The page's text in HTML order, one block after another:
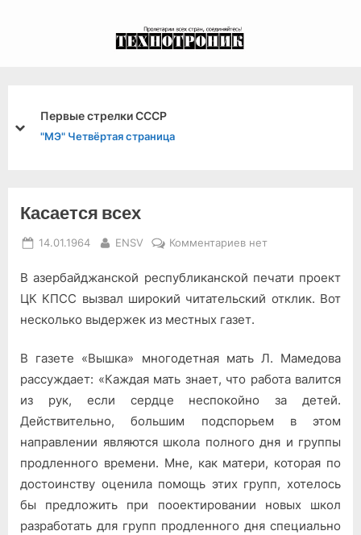
Первые стрелки СССР
"МЭ" Четвёртая страница
prev
next
Касается всех
Posted
14.01.1964 By
ENSV Комментариевк
Касается
всех
нет
В азербайджанской республиканской печати проект
ЦК КПСС вызвал широкий читательский отклик. Вот
несколько выдержек из местных газет.
В газете «Вышка» многодетная мать Л. Мамедова
рассуждает: «Каждая мать знает, что работа валится
из рук, если сердце неспокойно за детей.
Действительно, большим подспорьем в этом
направлении являются школа полного дня и группы
продленного времени. Мне, как матери, которая по
достоинству оценила помощь этих групп, хотелось
бы предложить при пооектировании новых школ
разработать для групп продленного дня специально